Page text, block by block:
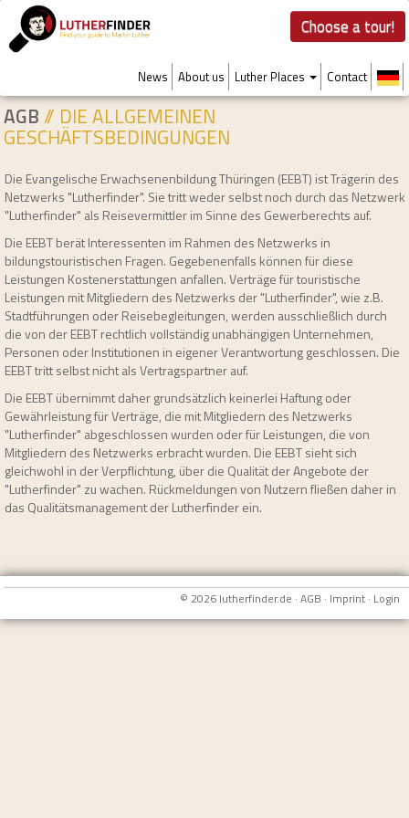
Choose a tour!
News About us Luther Places Contact
AGB// DIE ALLGEMEINEN
GESCHÄFTSBEDINGUNGEN
Die Evangelische Erwachsenenbildung Thüringen (EEBT) ist Trägerin des
Netzwerks "Lutherfinder". Sie tritt weder selbst noch durch das Netzwerk
"Lutherfinder" als Reisevermittler im Sinne des Gewerberechts auf.
Die EEBT berät Interessenten im Rahmen des Netzwerks in
bildungstouristischen Fragen. Gegebenenfalls können für diese
Leistungen Kostenerstattungen anfallen. Verträge für touristische
Leistungen mit Mitgliedern des Netzwerks der "Lutherfinder", wie z.B.
Stadtführungen oder Reisebegleitungen, werden ausschließlich durch
die von der EEBT rechtlich vollständig unabhängigen Unternehmen,
Personen oder Institutionen in eigener Verantwortung geschlossen. Die
EEBT tritt selbst nicht als Vertragspartner auf.
Die EEBT übernimmt daher grundsätzlich keinerlei Haftung oder
Gewährleistung für Verträge, die mit Mitgliedern des Netzwerks
"Lutherfinder" abgeschlossen wurden oder für Leistungen, die von
Mitgliedern des Netzwerks erbracht wurden. Die EEBT sieht sich
gleichwohl in der Verpflichtung, über die Qualität der Angebote der
"Lutherfinder" zu wachen. Rückmeldungen von Nutzern fließen daher in
das Qualitätsmanagement der Lutherfinder ein.
© 2026 lutherfinder.de · AGB · Imprint · Login